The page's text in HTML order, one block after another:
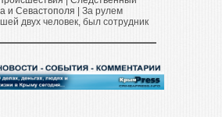
и Севастополя
За рулем
двух человек, был сотрудник